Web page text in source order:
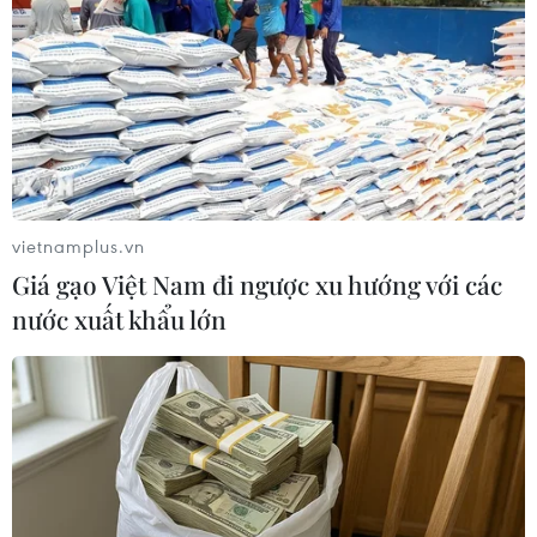
nào nỗi mất mát, khó khăn của trẻ em kém may
mắn, động viên các em cố gắng vươn lên trong
cuộc sống./.
(TTXVN/Vietnam+)
vietnamplus.vn
Giá gạo Việt Nam đi ngược xu hướng với các
nước xuất khẩu lớn